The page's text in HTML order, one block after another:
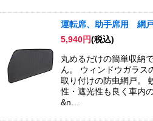
運転席、助手席用 網
5,940円(税込)
丸めるだけの簡単収納
ん。 ウィンドウガラス
取り付けの防虫網戸。
性・遮光性も良く車内
&n…